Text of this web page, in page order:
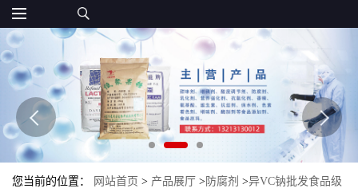
您当前的位置： 网站首页 > 产品展厅 >防腐剂 >异VC钠批发食品级